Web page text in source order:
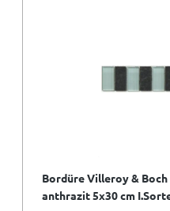
Bordüre Villeroy & Boch
anthrazit 5x30 cm